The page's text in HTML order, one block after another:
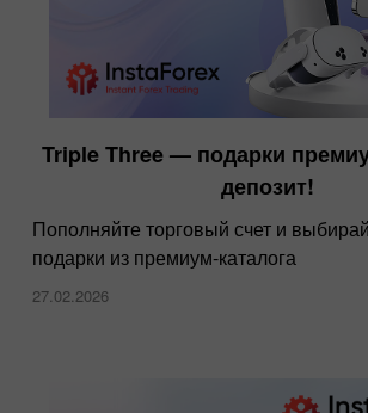
Triple Three — подарки
депозит!
Пополняйте торговый счет и
подарки из премиум-каталога
27.02.2026